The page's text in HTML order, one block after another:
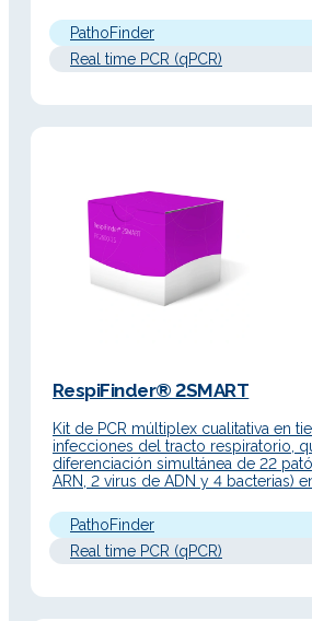
partir de muestras de orina o de…
PathoFinder
Real time PCR (qPCR)
RespiFinder® 2SMART
Kit de PCR múltiplex cualitativa en
infecciones del tracto respiratorio,
diferenciación simultánea de 22
ARN, 2 virus de ADN y 4 bacterias)
de diagnóstico…
PathoFinder
Real time PCR (qPCR)